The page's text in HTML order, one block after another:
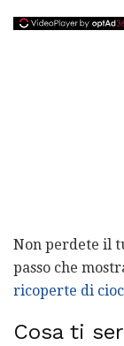
Non perdete il
passo che
ricoperte di
Cosa ti